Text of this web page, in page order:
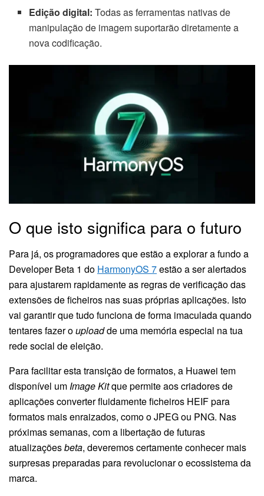
Edição digital: Todas as ferramentas nativas de
manipulação de imagem suportarão diretamente a
nova codificação.
O que isto significa para o futuro
Para já, os programadores que estão a explorar a fundo a
Developer Beta 1 do HarmonyOS 7estão a ser alertados
para ajustarem rapidamente as regras de verificação das
extensões de ficheiros nas suas próprias aplicações. Isto
vai garantir que tudo funciona de forma imaculada quando
tentares fazer ouploadde uma memória especial na tua
rede social de eleição.
Para facilitar esta transição de formatos, a Huawei tem
disponível umImage Kitque permite aos criadores de
aplicações converter fluidamente ficheiros HEIF para
formatos mais enraizados, como o JPEG ou PNG. Nas
próximas semanas, com a libertação de futuras
atualizaçõesbeta, deveremos certamente conhecer mais
surpresas preparadas para revolucionar o ecossistema da
marca.